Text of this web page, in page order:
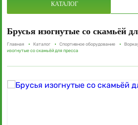
КАТАЛОГ
Брусья изогнутые со скамьёй
Главная Каталог Спортивное оборудование
изогнутые со скамьёй для пресса